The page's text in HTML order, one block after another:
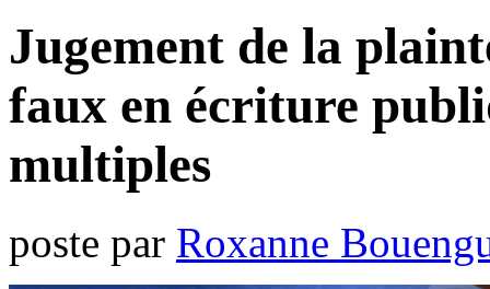
Jugement de la
faux en écriture
multiples
poste par Roxanne